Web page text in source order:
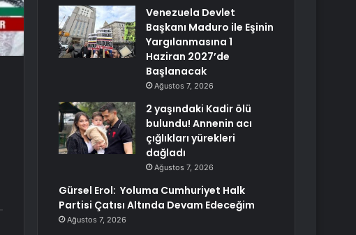
Venezuela Devlet
Başkanı Maduro ile Eşinin
Yargılanmasına 1
Haziran 2027’de
Başlanacak
Ağustos 7, 2026
2 yaşındaki Kadir ölü
bulundu! Annenin acı
çığlıkları yürekleri
dağladı
Ağustos 7, 2026
Gürsel Erol: Yoluma Cumhuriyet Halk
Partisi Çatısı Altında Devam Edeceğim
Ağustos 7, 2026